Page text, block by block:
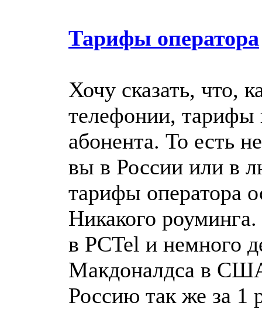
Тарифы оператора
Хочу сказать, что,
телефонии, тарифы
абонента. То есть
вы в России или в
тарифы оператора
Никакого
в PCTel и немного
Макдоналдса в
Россию так же за 1